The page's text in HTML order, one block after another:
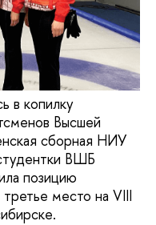
в копилку
Высшей
сборная НИУ
ВШБ
позицию
место на VIII